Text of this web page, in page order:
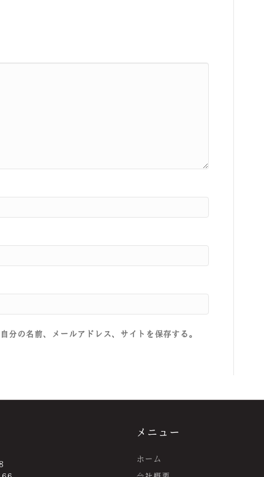
分の名前、メールアドレス、サイトを保存する。
メニュー
ホーム